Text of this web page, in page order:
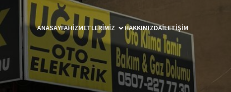
ANASAYFAHIZMETLERIMIZ HAKKIMIZDAİLETIŞIM